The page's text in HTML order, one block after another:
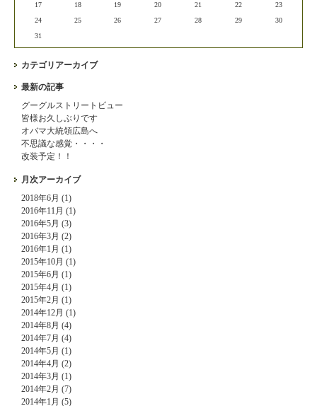
17
18 19 20 21 22
23
24
25 26 27 28 29
30
31
カテゴリアーカイブ
最新の記事
グーグルストリートビュー
皆様お久しぶりです
オバマ大統領広島へ
不思議な感覚・・・・
改装予定！！
月次アーカイブ
2018年6月 (1)
2016年11月 (1)
2016年5月 (3)
2016年3月 (2)
2016年1月 (1)
2015年10月 (1)
2015年6月 (1)
2015年4月 (1)
2015年2月 (1)
2014年12月 (1)
2014年8月 (4)
2014年7月 (4)
2014年5月 (1)
2014年4月 (2)
2014年3月 (1)
2014年2月 (7)
2014年1月 (5)